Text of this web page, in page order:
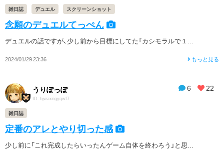
雑日誌 デュエル スクリーンショット
念願のデュエルてっぺん
デュエルの話ですが、少し前から目標にしてた「カシモラルで１...
2024/01/29 23:36 もっと見る
6 22
うりぽっぽ
ID: hjwaxngyqwf7
雑日誌
定番のアレとやり切った感
少し前に「これ完成したらいったんゲーム自体を終わろう」と思...